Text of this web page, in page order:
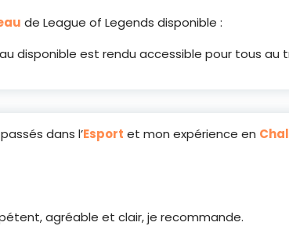
de League of Legends disponible :
disponible est rendu accessible pour tous au
passés dans l’Esport et mon expérience en
agréable et clair, je recommande.